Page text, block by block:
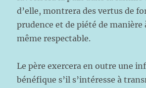
d’elle, montrera des vertus de
prudence et de piété de
même respectable.
Le père exercera en outre une
bénéfique s’il s’intéresse à